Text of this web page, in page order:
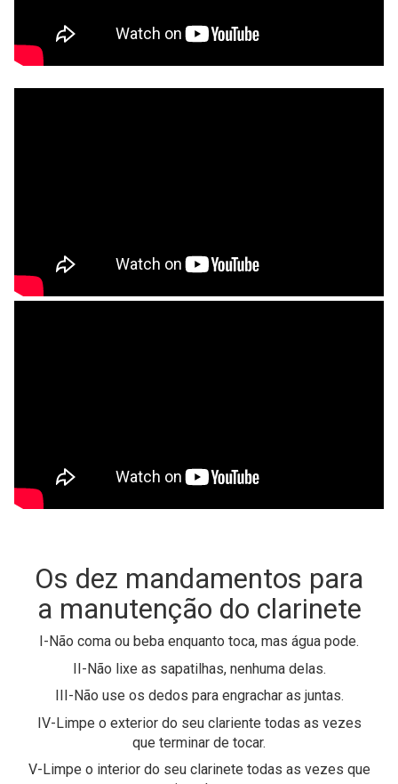
Os dez mandamentos para
a manutenção do clarinete
I-Não coma ou beba enquanto toca, mas água pode.
II-Não lixe as sapatilhas, nenhuma delas.
III-Não use os dedos para engrachar as juntas.
IV-Limpe o exterior do seu clariente todas as vezes
que terminar de tocar.
V-Limpe o interior do seu clarinete todas as vezes que